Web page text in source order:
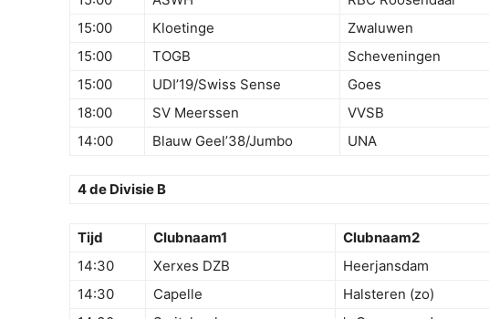
15:00
Kloetinge Zwaluwen
15:00
TOGB Scheveningen
15:00
UDI’19/Swiss Sense Goes
18:00
SV Meerssen VVSB
14:00
Blauw Geel’38/Jumbo UNA
4 de Divisie B
Tijd Clubnaam1 Clubnaam2
14:30
Xerxes DZB Heerjansdam
14:30
Capelle Halsteren (zo)